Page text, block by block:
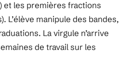
et les premières fractions
L’élève manipule des bandes,
La virgule n’arrive
de travail sur les